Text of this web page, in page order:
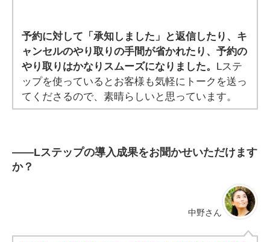
予約に対して「承知しました」と返信したり、キ
ャンセルのやり取りの手間が省かれたり、予約の
やり取りはかなりスムーズになりました。 Lステ
ップを使っているとお客様も気軽にトークを送っ
てくださるので、素晴らしいと思っています。
――Lステップの導入成果をお聞かせいただけます
か？
中野さん